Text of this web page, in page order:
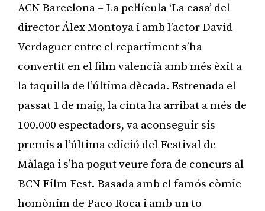
ACN Barcelona – La pel·lícula ‘La casa’ del
director Álex Montoya i amb l’actor David
Verdaguer entre el repartiment s’ha
convertit en el film valencià amb més èxit a
la taquilla de l’última dècada. Estrenada el
passat 1 de maig, la cinta ha arribat a més de
100.000 espectadors, va aconseguir sis
premis a l’última edició del Festival de
Màlaga i s’ha pogut veure fora de concurs al
BCN Film Fest. Basada amb el famós còmic
homònim de Paco Roca i amb un to